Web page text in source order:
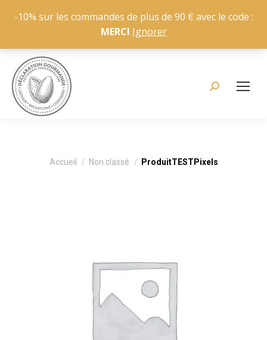
-10% sur les commandes de plus de 90 € avec le code :
MERCI Ignorer
Recherche
Vous êtes ici :
Accueil Non classé ProduitTESTPixels